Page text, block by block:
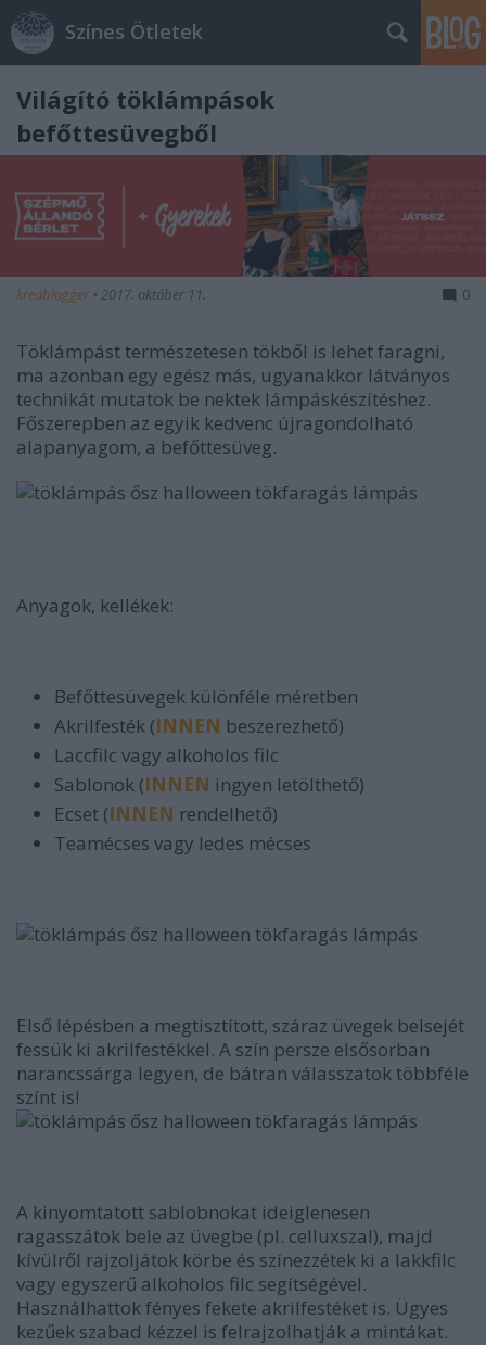
Színes Ötletek
Világító töklámpások
befőttesüvegből
kreablogger • 2017. október 11. 0
Töklámpást természetesen tökből is lehet faragni,
ma azonban egy egész más, ugyanakkor látványos
technikát mutatok be nektek lámpáskészítéshez.
Főszerepben az egyik kedvenc újragondolható
alapanyagom, a befőttesüveg.
Anyagok, kellékek:
Befőttesüvegek különféle méretben
Akrilfesték (INNEN beszerezhető)
Laccfilc vagy alkoholos filc
Sablonok (INNEN ingyen letölthető)
Ecset (INNEN rendelhető)
Teamécses vagy ledes mécses
Első lépésben a megtisztított, száraz üvegek belsejét
fessük ki akrilfestékkel. A szín persze elsősorban
narancssárga legyen, de bátran válasszatok többféle
színt is!
A kinyomtatott sablobnokat ideiglenesen
ragasszátok bele az üvegbe (pl. celluxszal), majd
kívülről rajzoljátok körbe és színezzétek ki a lakkfilc
vagy egyszerű alkoholos filc segítségével.
Használhattok fényes fekete akrilfestéket is. Ügyes
kezűek szabad kézzel is felrajzolhatják a mintákat.